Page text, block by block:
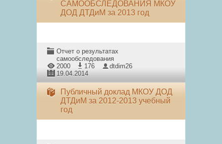
САМООБСЛЕДОВАНИЯ МКОУ
ДОД ДТДиМ за 2013 год
Отчет о результатах
самообследования
2000
176
dtdim26
19.04.2014
Публичный доклад МКОУ ДОД
ДТДиМ за 2012-2013 учебный
год